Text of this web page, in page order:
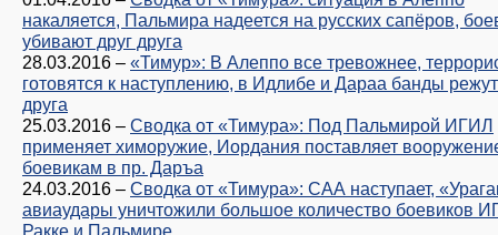
накаляется, Пальмира надеется на русских сапёров,
убивают друг друга
28.03.2016 – «Тимур»: В Алеппо все тревожнее,
готовятся к наступлению, в Идлибе и Дараа банды
друга
25.03.2016 – Сводка от «Тимура»: Под Пальмирой ИГИЛ
применяет химоружие, Иордания поставляет
боевикам в пр. Даръа
24.03.2016 – Сводка от «Тимура»: САА наступает,
авиаудары уничтожили большое количество боевиков
Ракке и Пальмире